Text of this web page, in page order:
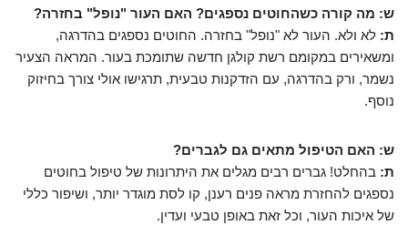
ש: מה קורה כשהחוטים נספגים? האם העור "נופל" בחזרה?
ת: לא ולא. העור לא "נופל" בחזרה. החוטים נספגים בהדרגה,
ומשאירים במקומם רשת קולגן חדשה שתומכת בעור. המראה הצעיר
נשמר, ורק בהדרגה, עם הזדקנות טבעית, תרגישו אולי צורך בחיזוק
נוסף.
ש: האם הטיפול מתאים גם לגברים?
ת: בהחלט! גברים רבים מגלים את היתרונות של טיפול בחוטים
נספגים להחזרת מראה פנים רענן, קו לסת מוגדר יותר, ושיפור כללי
של איכות העור, וכל זאת באופן טבעי ועדין.